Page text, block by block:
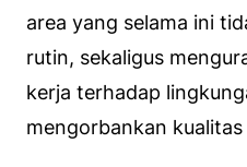
area yang selama ini
rutin, sekaligus
kerja terhadap
mengorbankan